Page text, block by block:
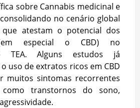
sobre Cannabis medicinal e
no cenário global
atestam o potencial dos
(em especial o CBD) no
TEA. Alguns estudos já
uso de extratos ricos em CBD
muitos sintomas recorrentes
transtornos do sono,